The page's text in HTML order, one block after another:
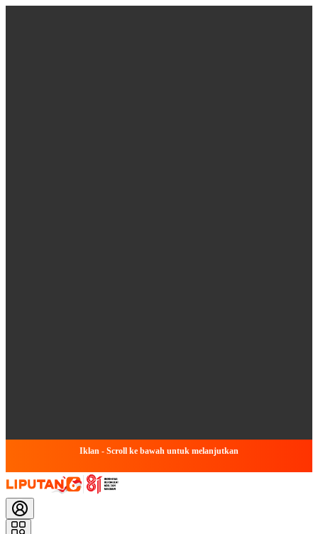
Iklan - Scroll ke bawah untuk melanjutkan